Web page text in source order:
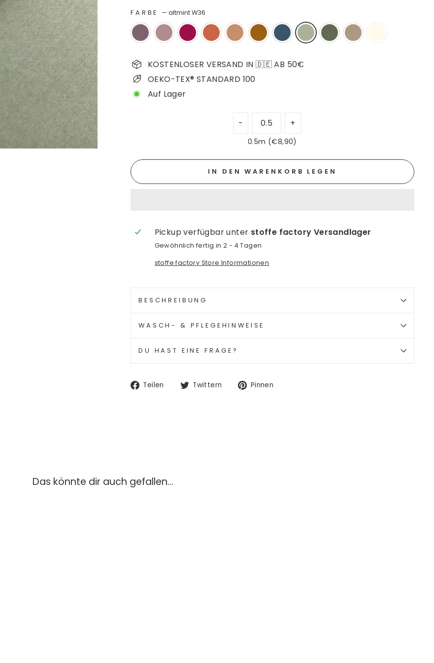
FARBE —altmint W36
KOSTENLOSER VERSAND IN 🇩🇪 AB 50€
OEKO-TEX® STANDARD 100
Auf Lager
0.5m (€8,90)
IN DEN WARENKORB LEGEN
Pickup verfügbar unter stoffe factory Versandlager
Gewöhnlich fertig in 2 - 4 Tagen
stoffe factory Store Informationen
BESCHREIBUNG
WASCH- & PFLEGEHINWEISE
DU HAST EINE FRAGE?
Teilen
Auf
Twittern
Auf
Pinnen
Das könnte dir auch gefallen...